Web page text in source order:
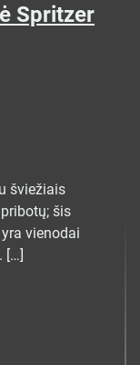
Spritzer
šviežiais
šis
vienodai
[…]